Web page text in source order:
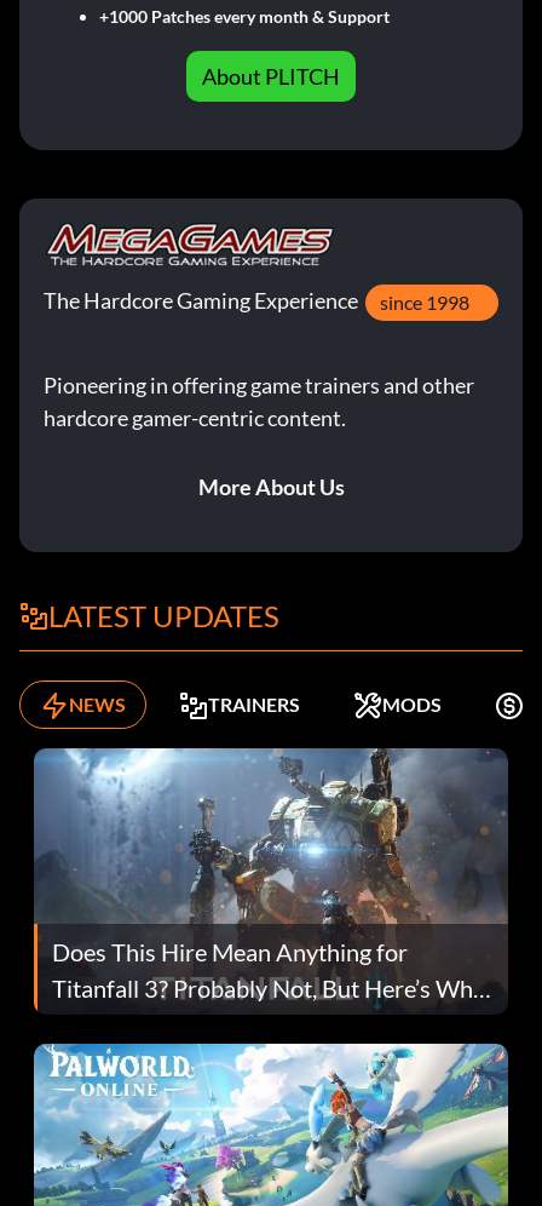
+1000 Patches every month & Support
About PLITCH
The Hardcore Gaming Experience since 1998
Pioneering in offering game trainers and other
hardcore gamer-centric content.
More About Us
LATEST UPDATES
NEWS TRAINERS MODS
Does This Hire Mean Anything for
Titanfall 3? Probably Not, But Here’s Why
Fans Are Hopeful